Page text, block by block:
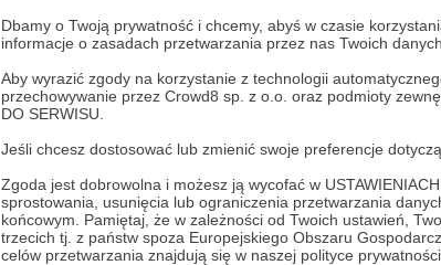
Dbamy o Twoją prywatność i chcemy, abyś w czasie
informacje o zasadach przetwarzania przez nas Twoich
Aby wyrazić zgody na korzystanie z technologii
przechowywanie przez Crowd8 sp. z o.o. oraz podmioty
DO SERWISU.
Jeśli chcesz dostosować lub zmienić swoje preferencje
Zgoda jest dobrowolna i możesz ją wycofać w
sprostowania, usunięcia lub ograniczenia przetwarzania
końcowym. Pamiętaj, że w zależności od Twoich ustawień,
trzecich tj. z państw spoza Europejskiego Obszaru
celów przetwarzania znajdują się w naszej polityce prywatności.
Promowani autorzy